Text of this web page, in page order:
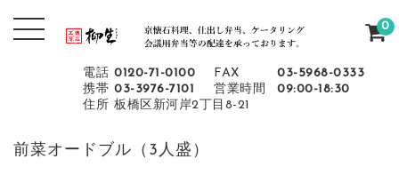
電話 0120-71-0100 FAX
03-5968-0333
携帯 03-3976-7101 営業時間
09:00-18:30
住所 板橋区新河岸2丁目8-21
0
前菜オードブル（3人盛）